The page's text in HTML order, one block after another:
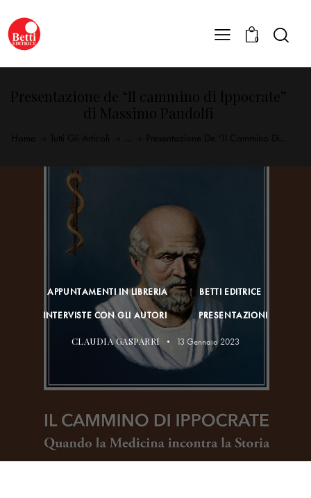
0
APPUNTAMENTI IN LIBRERIA
BETTI EDITRICE
INTERVISTE CON GLI AUTORI
PRESENTAZIONI
CLAUDIA GASPARRI 13 Gennaio 2023